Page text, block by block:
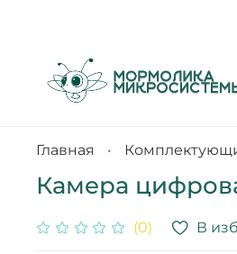
Главная
Камера
(0) В